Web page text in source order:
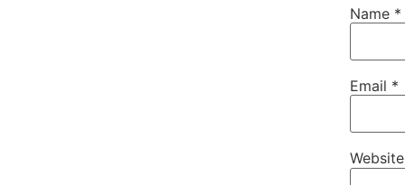
Name *
Email *
Website